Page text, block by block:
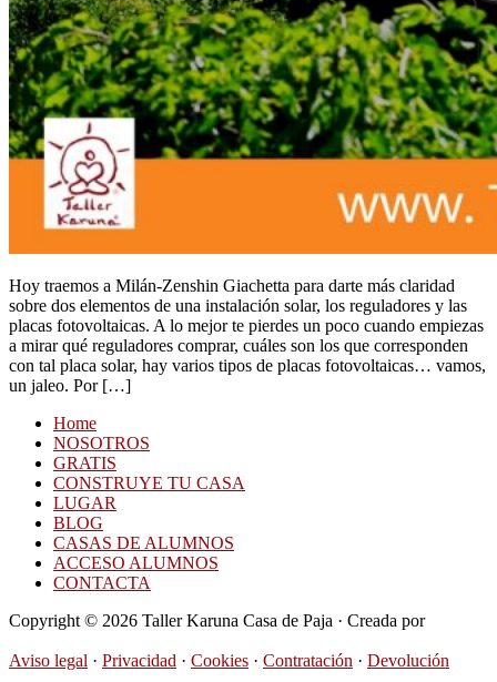
Hoy traemos a Milán-Zenshin Giachetta para darte más claridad
sobre dos elementos de una instalación solar, los reguladores y las
placas fotovoltaicas. A lo mejor te pierdes un poco cuando empiezas
a mirar qué reguladores comprar, cuáles son los que corresponden
con tal placa solar, hay varios tipos de placas fotovoltaicas… vamos,
un jaleo. Por […]
Home
NOSOTROS
GRATIS
CONSTRUYE TU CASA
LUGAR
BLOG
CASAS DE ALUMNOS
ACCESO ALUMNOS
CONTACTA
Copyright © 2026 Taller Karuna Casa de Paja · Creada por
Aviso legal · Privacidad · Cookies · Contratación · Devolución